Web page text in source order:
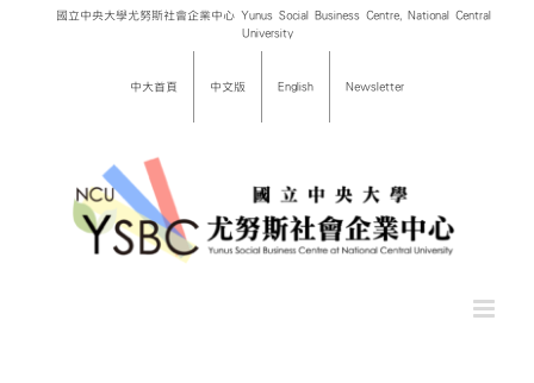
國立中央大學尤努斯社會企業中心 Yunus Social Business Centre, National Central
University
中大首頁 中文版 English Newsletter